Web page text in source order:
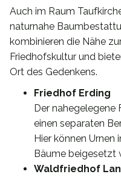
Auch im Raum
naturnahe
kombinieren die Nähe
Friedhofskultur und
Ort des Gedenkens.
Friedhof Erding
Der nahegelegene
einen separaten
Hier können Urnen
Bäume beigesetzt
Waldfriedhof